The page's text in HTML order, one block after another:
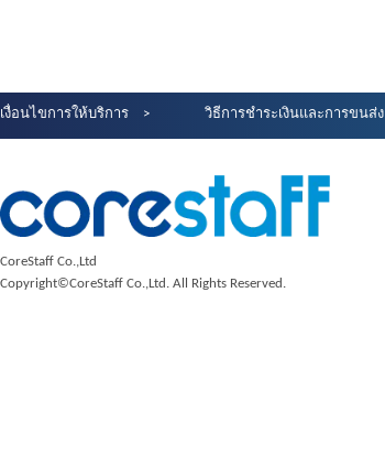
เงื่อนไขการให้บริการ วิธีการชำระเงินและการขนส่ง
CoreStaff Co.,Ltd
Copyright©CoreStaff Co.,Ltd. All Rights Reserved.